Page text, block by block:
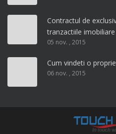
Contractul de
tranzactiile imobiliare
05 nov. , 2015
Cum vindeti o
06 nov. , 2015